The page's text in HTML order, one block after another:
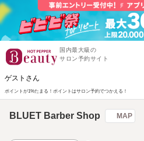
国内最大級の
サロン予約サイト
ゲストさん
ポイントが1%たまる！ ポイントはサロン予約でつかえる！
BLUET Barber Shop MAP